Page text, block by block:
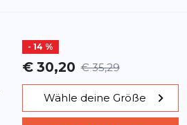
- 14 %
€ 30,20 € 35,29
Wähle deine Größe